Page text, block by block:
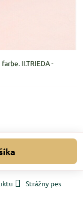
II.TRIEDA -
Strážny pes